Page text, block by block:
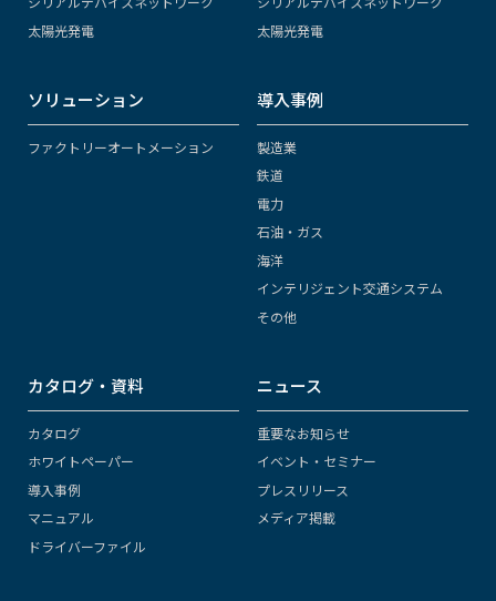
太陽光発電
太陽光発電
ソリューション
ファクトリーオートメーション
導入事例
製造業
鉄道
電力
石油・ガス
海洋
インテリジェント交通システム
その他
カタログ・資料
カタログ
ホワイトペーパー
導入事例
マニュアル
ドライバーファイル
ニュース
重要なお知らせ
イベント・セミナー
プレスリリース
メディア掲載